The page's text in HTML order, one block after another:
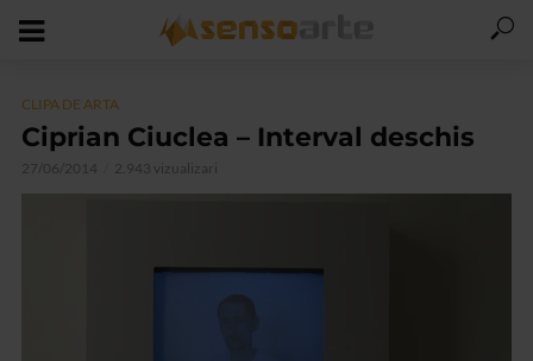
CLIPA DE ARTA
Ciprian Ciuclea – Interval deschis
27/06/2014 2.943 vizualizari